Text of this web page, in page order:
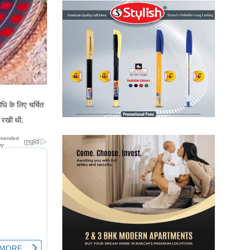
के लिए चर्चित
थी.